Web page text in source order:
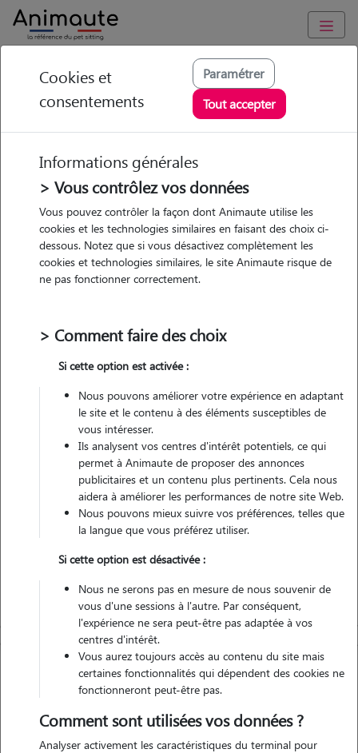
Animaute Hauts-de-France Calvados /Le Hom
Hippolyne - Petsitter
à LE HOM
• 20 ans
Garde
chez le Pet Sitter
Non véhiculé
Contacter
L'envoi d'une demande est sans engagement
Cookies et
consentements
Paramétrer
Tout accepter
Informations générales
> Vous contrôlez vos données
Vous pouvez contrôler la façon dont Animaute utilise les
cookies et les technologies similaires en faisant des choix ci-
dessous. Notez que si vous désactivez complètement les
cookies et technologies similaires, le site Animaute risque de
ne pas fonctionner correctement.
> Comment faire des choix
Si cette option est activée :
Nous pouvons améliorer votre expérience en adaptant
le site et le contenu à des éléments susceptibles de
vous intéresser.
Ils analysent vos centres d'intérêt potentiels, ce qui
permet à Animaute de proposer des annonces
publicitaires et un contenu plus pertinents. Cela nous
aidera à améliorer les performances de notre site Web.
Nous pouvons mieux suivre vos préférences, telles que
la langue que vous préférez utiliser.
Si cette option est désactivée :
Nous ne serons pas en mesure de nous souvenir de
vous d'une sessions à l'autre. Par conséquent,
l'expérience ne sera peut-être pas adaptée à vos
centres d'intérêt.
Vous aurez toujours accès au contenu du site mais
certaines fonctionnalités qui dépendent des cookies ne
fonctionneront peut-être pas.
Comment sont utilisées vos données ?
Analyser activement les caractéristiques du terminal pour